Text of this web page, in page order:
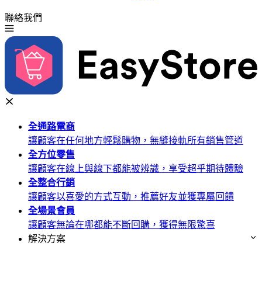
聯絡我們
全通路電商
讓顧客在任何地方輕鬆購物，無縫接軌所有銷售管道
全方位零售
讓顧客在線上與線下都能被辨識，享受超乎期待體驗
全整合行銷
讓顧客以喜愛的方式互動，推薦好友並獲專屬回饋
全場景會員
讓顧客無論在哪都能不斷回購，獲得無限驚喜
解決方案